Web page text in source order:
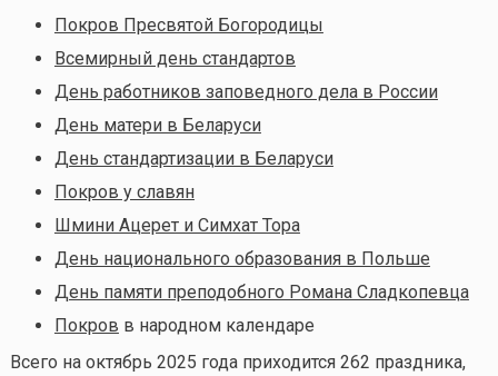
Покров Пресвятой Богородицы
Всемирный день стандартов
День работников заповедного дела в России
День матери в Беларуси
День стандартизации в Беларуси
Покров у славян
Шмини Ацерет и Симхат Тора
День национального образования в Польше
День памяти преподобного Романа Сладкопевца
Покров в народном календаре
Всего на октябрь 2025 года приходится 262 праздника,